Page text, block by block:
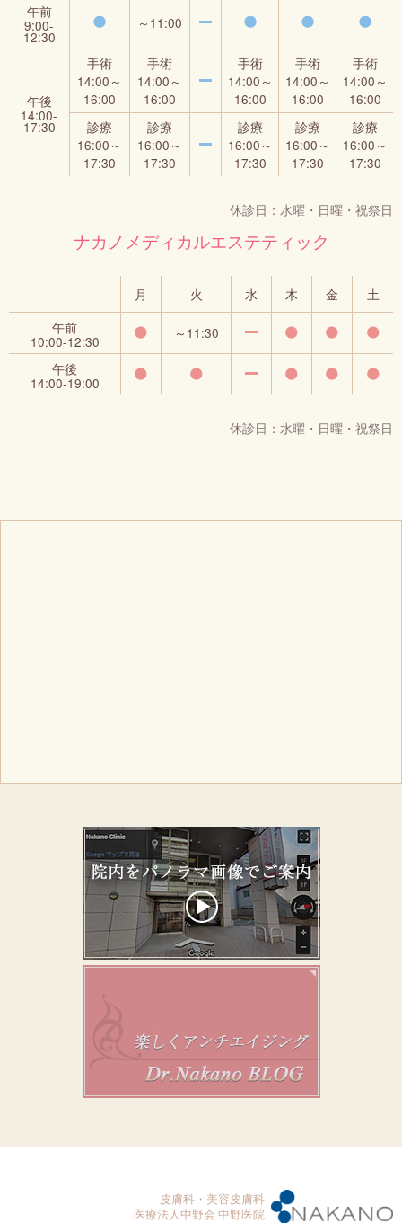
ニキビ・ニキビ跡治療
男性向け治療
ピアスあけ・いれずみ除去
午前
9:00‐
12:30
～11:00
午後
14:00‐
17:30
手術
14:00～
16:00
手術
14:00～
16:00
手術
14:00～
16:00
手術
14:00～
16:00
手術
14:00～
16:00
診療
16:00～
17:30
診療
16:00～
17:30
診療
16:00～
17:30
診療
16:00～
17:30
診療
16:00～
17:30
休診日：水曜・日曜・祝祭日
ナカノメディカルエステティック
月 火 水 木 金
土
午前
10:00‐12:30
～11:30
午後
14:00‐19:00
休診日：水曜・日曜・祝祭日
皮膚科・美容皮膚科
医療法人中野会 中野医院